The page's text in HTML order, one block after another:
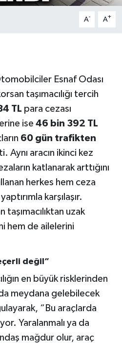
A- A+
Esnaf Odası
taşımacılığı tercih
TL para cezası
ise 46 bin 392 TL
60 gün trafikten
Aynı aracın ikinci kez
katlanarak arttığını
herkes hem ceza
karşılaşır.
taşımacılıktan uzak
hem de ailelerini
değil”
en büyük risklerinden
meydana gelebilecek
“Bu araçlarda
Yaralanmalı ya da
mağdur olur, araç